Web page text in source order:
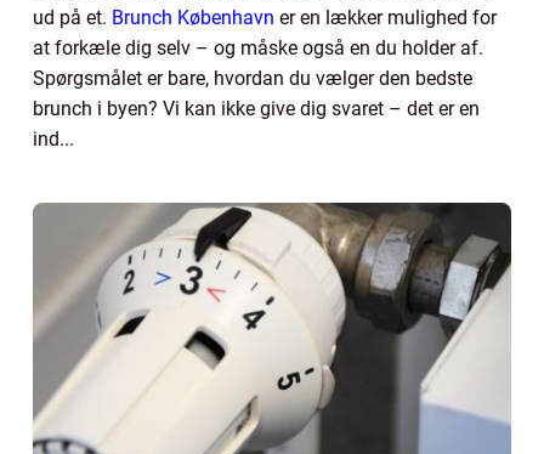
ud på et. Brunch København er en lækker mulighed for
at forkæle dig selv – og måske også en du holder af.
Spørgsmålet er bare, hvordan du vælger den bedste
brunch i byen? Vi kan ikke give dig svaret – det er en
ind...